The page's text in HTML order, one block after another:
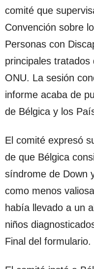
comité que
Convención sobre
Personas con
principales
ONU. La sesión
informe acaba de
de Bélgica y los
El comité expresó
de que Bélgica
síndrome de Down
como menos
había llevado a un
niños
Final del formulario.